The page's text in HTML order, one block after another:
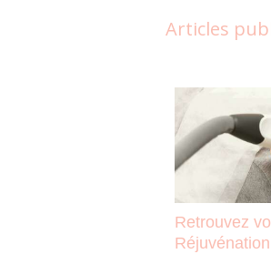
Articles
Retrouvez